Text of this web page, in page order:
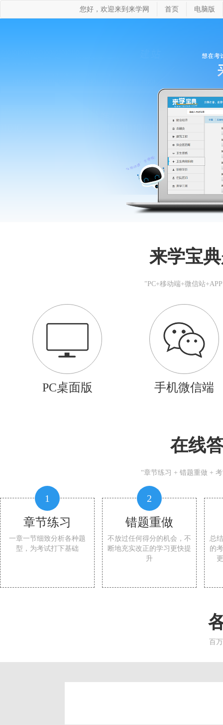
您好，欢迎来到来学网 首页 电脑版
来学宝
"PC+移动端+微信站
PC桌面版 手机微信端
在线
“章节练习 + 错题重做 +
1
章节练习
一章一节细致分析各种题
型，为考试打下基础
2
错题重做
不放过任何得分的机会，不
断地充实改正的学习更快提
升
总
的
百